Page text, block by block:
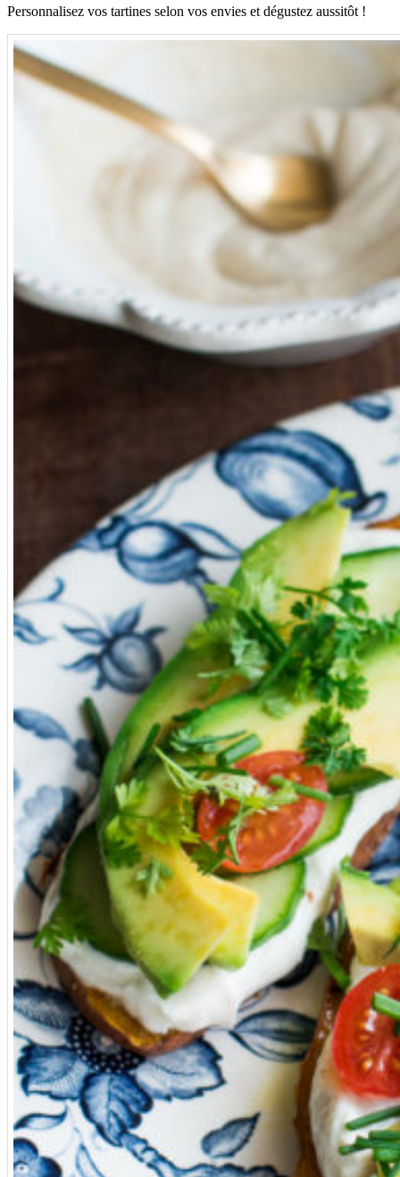
Personnalisez vos tartines selon vos envies et dégustez aussitôt !